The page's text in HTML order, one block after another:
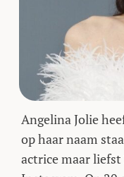
Angelina Jolie
op haar naam
actrice maar